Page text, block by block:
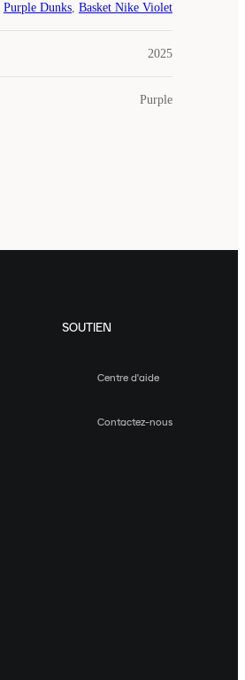
Purple Dunks, Basket Nike Violet
2025
Purple
SOUTIEN
Centre d'aide
Contactez-nous